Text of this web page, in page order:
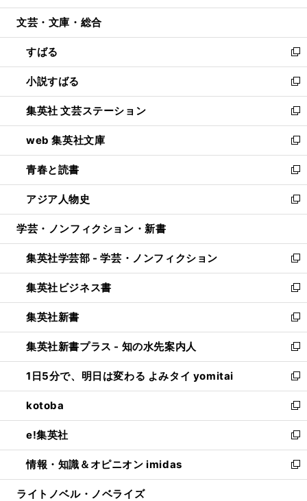
開
ウ
開
く
ン
ウ
で
開
く
ウ
ン
ド
ウ
で
開
く
文芸・文庫・総合
すばる
新
し
い
ウ
ィ
ン
ド
ウ
で
開
く
小説すばる
新
し
い
ウ
ィ
ン
ド
ウ
で
開
集英社 文芸ステーション
新
し
い
ウ
ィ
ン
ド
ウ
開
く
web 集英社文庫
新
し
い
ウ
ィ
ン
ウ
で
開
く
青春と読書
新
し
い
ウ
ン
ド
ウ
で
開
く
アジア人物史
新
し
ウ
ィ
ン
ド
ウ
で
開
く
学芸・ノンフィクション・新書
集英社学芸部 - 学芸・ノンフィクション
新
し
い
ウ
ィ
ン
ド
ウ
で
開
く
集英社ビジネス書
新
し
い
ウ
ィ
ン
ド
ウ
で
開
く
集英社新書
新
し
い
ウ
ィ
ン
ド
ウ
で
開
く
集英社新書プラス - 知の水先案内人
新
し
い
ウ
ィ
ン
ド
ウ
で
開
1日5分で、明日は変わる よみタイ yomitai
新
し
い
ウ
ィ
ン
ド
ウ
kotoba
新
し
い
ウ
ィ
ン
e!集英社
新
し
い
ウ
情報・知識＆オピニオン imidas
新
し
ライトノベル・ノベライズ